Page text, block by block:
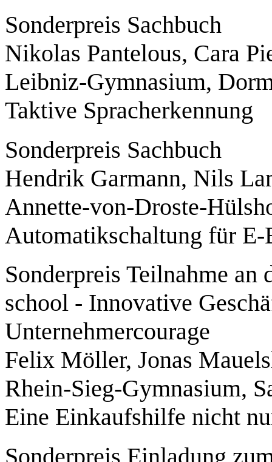
Sonderpreis Sachbuch
Nikolas Pantelous, Cara
Leibniz-Gymnasium,
Taktive Spracherkennung
Sonderpreis Sachbuch
Hendrik Garmann, Nils
Annette-von-Droste-
Automatikschaltung für E-
Sonderpreis Teilnahme
school - Innovative
Unternehmercourage
Felix Möller, Jonas
Rhein-Sieg-Gymnasium,
Eine Einkaufshilfe nicht
Sonderpreis Einladung